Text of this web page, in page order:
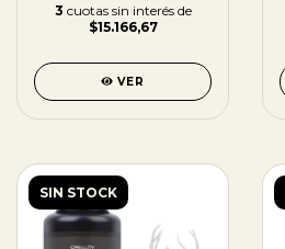
3 cuotas sin interés de
$15.166,67
VER
SIN STOCK